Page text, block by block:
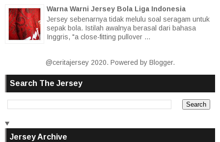
Warna Warni Jersey Bola Liga Indonesia
Jersey sebenarnya tidak melulu soal seragam untuk
sepak bola. Istilah awalnya berasal dari bahasa
Inggris, "a close-fitting pullover ...
@ceritajersey 2020. Powered by Blogger.
Search The Jersey
Jersey Archive